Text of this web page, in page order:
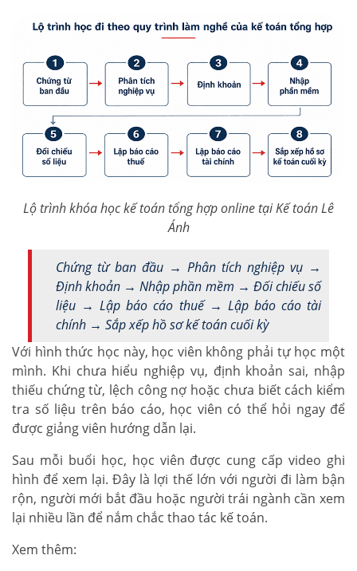
Lộ trình khóa học kế toán tổng hợp online tại Kế toán Lê
Ánh
Chứng từ ban đầu → Phân tích nghiệp vụ →
Định khoản → Nhập phần mềm → Đối chiếu số
liệu → Lập báo cáo thuế → Lập báo cáo tài
chính → Sắp xếp hồ sơ kế toán cuối kỳ
Với hình thức học này, học viên không phải tự học một
mình. Khi chưa hiểu nghiệp vụ, định khoản sai, nhập
thiếu chứng từ, lệch công nợ hoặc chưa biết cách kiểm
tra số liệu trên báo cáo, học viên có thể hỏi ngay để
được giảng viên hướng dẫn lại.
Sau mỗi buổi học, học viên được cung cấp video ghi
hình để xem lại. Đây là lợi thế lớn với người đi làm bận
rộn, người mới bắt đầu hoặc người trái ngành cần xem
lại nhiều lần để nắm chắc thao tác kế toán.
Xem thêm: